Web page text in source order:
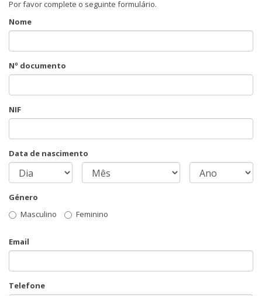
Por favor complete o seguinte formulário.
Nome
Nº documento
NIF
Data de nascimento
Género
Masculino
Feminino
Email
Telefone